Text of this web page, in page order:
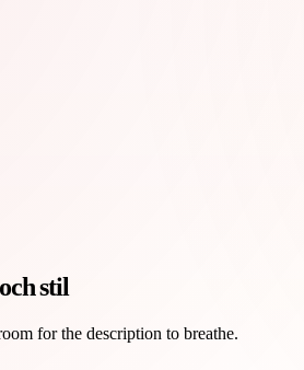
stil
for the description to breathe.